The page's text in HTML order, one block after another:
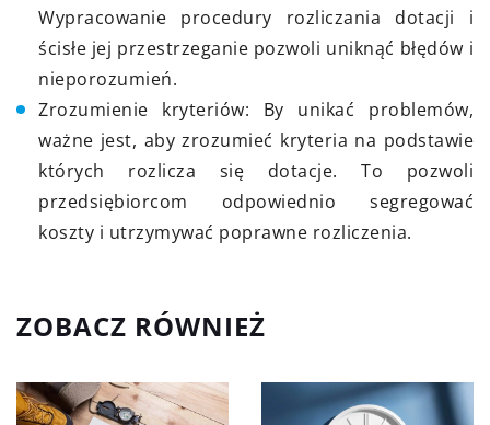
Wypracowanie procedury rozliczania dotacji i
ścisłe jej przestrzeganie pozwoli uniknąć błędów i
nieporozumień.
Zrozumienie kryteriów: By unikać problemów,
ważne jest, aby zrozumieć kryteria na podstawie
których rozlicza się dotacje. To pozwoli
przedsiębiorcom odpowiednio segregować
koszty i utrzymywać poprawne rozliczenia.
ZOBACZ RÓWNIEŻ